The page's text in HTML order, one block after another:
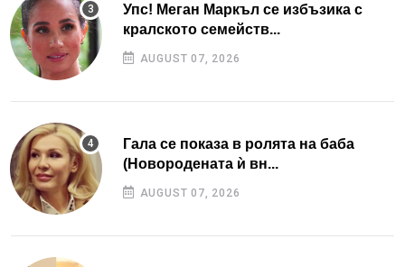
Упс! Меган Маркъл се избъзика с
кралското семейств...
AUGUST 07, 2026
Гала се показа в ролята на баба
(Новородената ѝ вн...
AUGUST 07, 2026